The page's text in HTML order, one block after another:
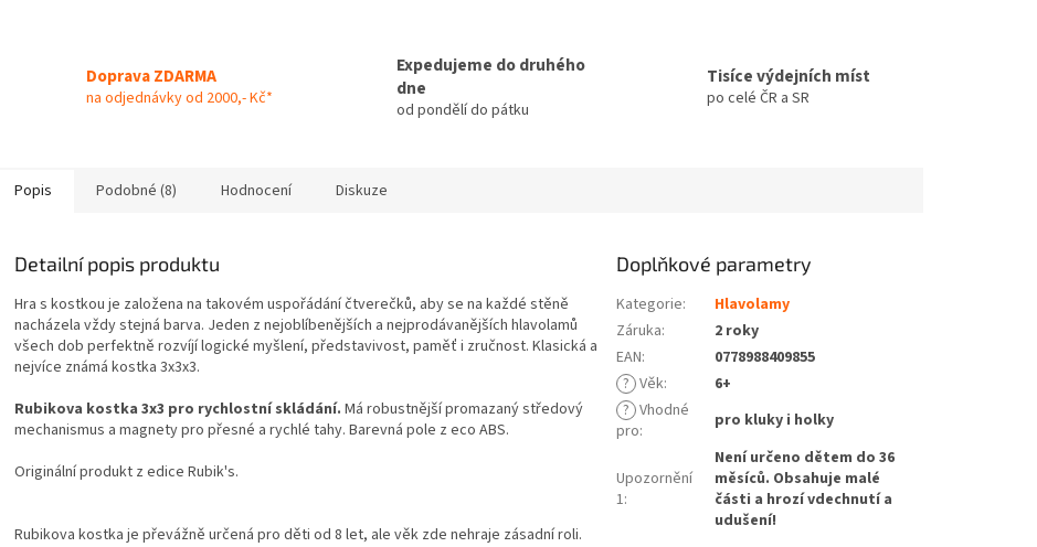
Doprava ZDARMA
na odjednávky od 2000,- Kč*
Expedujeme do druhého
dne
od pondělí do pátku
Tisíce výdejních míst
po celé ČR a SR
Popis Podobné (8) Hodnocení Diskuze
Detailní popis produktu
Hra s kostkou je založena na takovém uspořádání čtverečků, aby se na každé stěně
nacházela vždy stejná barva. Jeden z nejoblíbenějších a nejprodávanějších hlavolamů
všech dob perfektně rozvíjí logické myšlení, představivost, paměť i zručnost. Klasická a
nejvíce známá kostka 3x3x3.
Rubikova kostka 3x3 pro rychlostní skládání. Má robustnější promazaný středový
mechanismus a magnety pro přesné a rychlé tahy. Barevná pole z eco ABS.
Originální produkt z edice Rubik's.
Rubikova kostka je převážně určená pro děti od 8 let, ale věk zde nehraje zásadní roli.
Doplňkové parametry
Kategorie:
Hlavolamy
Záruka:
2 roky
EAN:
0778988409855
? Věk:
6+
? Vhodné
pro: pro kluky i holky
Upozornění
1:
Není určeno dětem do 36
měsíců. Obsahuje malé
části a hrozí vdechnutí a
udušení!